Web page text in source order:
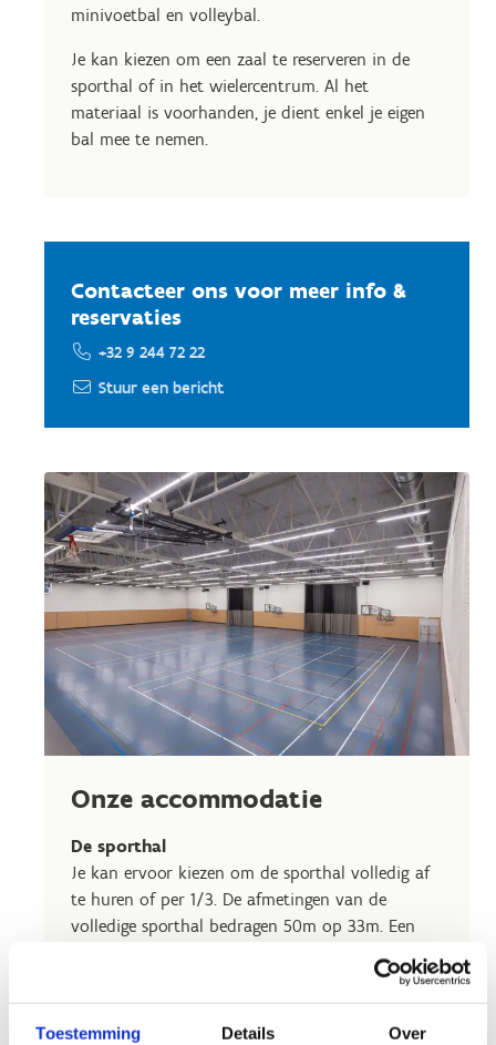
Toestemming Details Over
minivoetbal en volleybal.
Je kan kiezen om een zaal te reserveren in de
sporthal of in het wielercentrum. Al het
materiaal is voorhanden, je dient enkel je eigen
bal mee te nemen.
Contacteer ons voor meer info &
reservaties
+32 9 244 72 22
Stuur een bericht
Onze accommodatie
De sporthal
Je kan ervoor kiezen om de sporthal volledig af
te huren of per 1/3. De afmetingen van de
volledige sporthal bedragen 50m op 33m. Een
zaaldeel komt neer op ongeveer 17m op 33m, de
scheidingsgordijn.